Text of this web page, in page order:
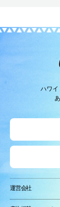
ハワイ
運営会社